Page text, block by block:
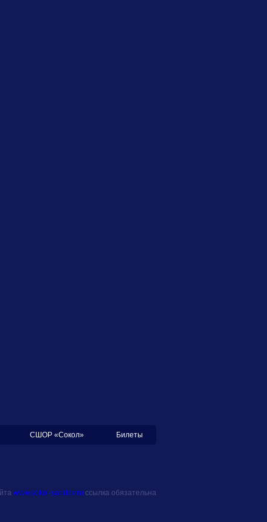
СШОР «Сокол» Билеты
www.sokol-saratov.ru ссылка обязательна